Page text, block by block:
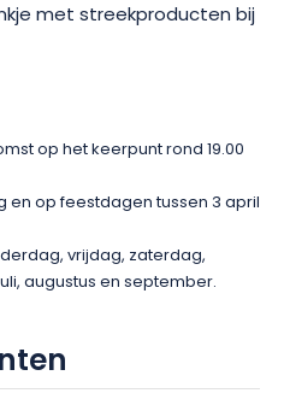
met streekproducten bij
op het keerpunt rond 19.00
en op feestdagen tussen 3 april
vrijdag, zaterdag,
augustus en september.